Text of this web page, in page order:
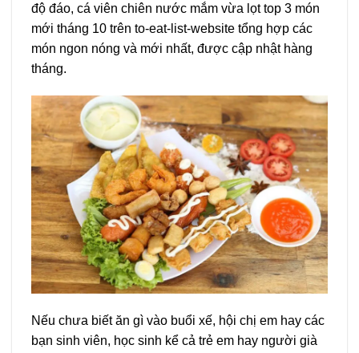
độ đáo, cá viên chiên nước mắm vừa lọt top 3 món
mới tháng 10 trên to-eat-list-website tổng hợp các
món ngon nóng và mới nhất, được cập nhật hàng
tháng.
Nếu chưa biết ăn gì vào buổi xế, hội chị em hay các
bạn sinh viên, học sinh kể cả trẻ em hay người già